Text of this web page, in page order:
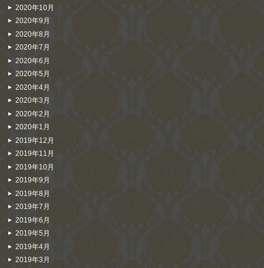
2020年10月
2020年9月
2020年8月
2020年7月
2020年6月
2020年5月
2020年4月
2020年3月
2020年2月
2020年1月
2019年12月
2019年11月
2019年10月
2019年9月
2019年8月
2019年7月
2019年6月
2019年5月
2019年4月
2019年3月